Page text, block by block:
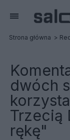
Strona główna
dwóch
Trzecią
rękę"